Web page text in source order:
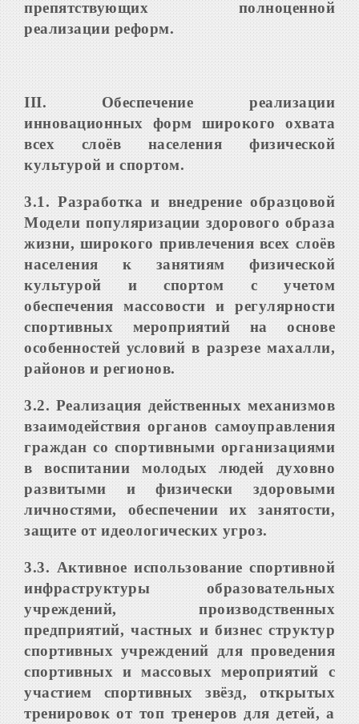
препятствующих полноценной
реализации реформ.
III.
Обеспечение реализации
инновационных форм широкого охвата
всех слоёв населения физической
культурой и спортом.
3.1. Pазработка и внедрение образцовой
Модели популяризации здорового образа
жизни, широкого привлечения всех слоёв
населения к занятиям физической
культурой и спортом с учетом
обеспечения массовости и регулярности
спортивных мероприятий на основе
особенностей условий в разрезе махалли,
районов и регионов.
3.2. Реализация действенных механизмов
взаимодействия органов самоуправления
граждан со спортивными организациями
в воспитании молодых людей духовно
развитыми и физически здоровыми
личностями, обеспечении их занятости,
защите от идеологических угроз.
3.3. Активное использование спортивной
инфраструктуры образовательных
учреждений, производственных
предприятий, частных и бизнес структур
спортивных учреждений для проведения
спортивных и массовых мероприятий с
участием спортивных звёзд, открытых
тренировок от топ тренеров для детей, а